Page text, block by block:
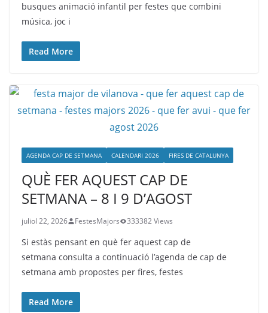
busques animació infantil per festes que combini
música, joc i
Read More
AGENDA CAP DE SETMANA CALENDARI 2026 FIRES DE CATALUNYA
QUÈ FER AQUEST CAP DE
SETMANA – 8 I 9 D’AGOST
juliol 22, 2026 FestesMajors 333382 Views
Si estàs pensant en què fer aquest cap de
setmana consulta a continuació l’agenda de cap de
setmana amb propostes per fires, festes
Read More